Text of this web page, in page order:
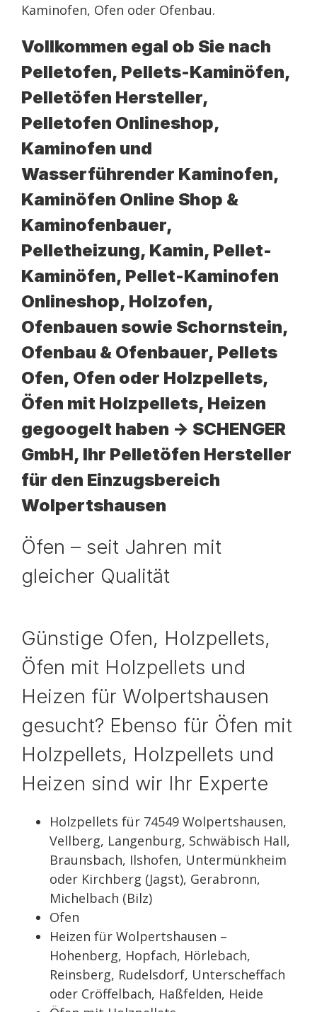
Kaminofen, Ofen oder Ofenbau.
Vollkommen egal ob Sie nach
Pelletofen, Pellets-Kaminöfen,
Pelletöfen Hersteller,
Pelletofen Onlineshop,
Kaminofen und
Wasserführender Kaminofen,
Kaminöfen Online Shop &
Kaminofenbauer,
Pelletheizung, Kamin, Pellet-
Kaminöfen, Pellet-Kaminofen
Onlineshop, Holzofen,
Ofenbauen sowie Schornstein,
Ofenbau & Ofenbauer, Pellets
Ofen, Ofen oder Holzpellets,
Öfen mit Holzpellets, Heizen
gegoogelt haben -> SCHENGER
GmbH, Ihr Pelletöfen Hersteller
für den Einzugsbereich
Wolpertshausen
Öfen – seit Jahren mit
gleicher Qualität
Günstige Ofen, Holzpellets,
Öfen mit Holzpellets und
Heizen für Wolpertshausen
gesucht? Ebenso für Öfen mit
Holzpellets, Holzpellets und
Heizen sind wir Ihr Experte
Holzpellets für 74549 Wolpertshausen,
Vellberg, Langenburg, Schwäbisch Hall,
Braunsbach, Ilshofen, Untermünkheim
oder Kirchberg (Jagst), Gerabronn,
Michelbach (Bilz)
Ofen
Heizen für Wolpertshausen –
Hohenberg, Hopfach, Hörlebach,
Reinsberg, Rudelsdorf, Unterscheffach
oder Cröffelbach, Haßfelden, Heide